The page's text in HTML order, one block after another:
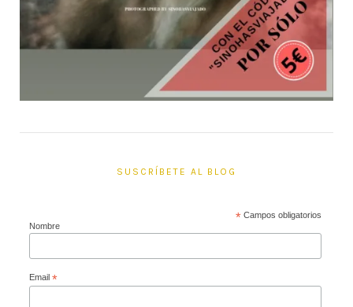
SUSCRÍBETE AL BLOG
*Campos obligatorios
Nombre
Email *